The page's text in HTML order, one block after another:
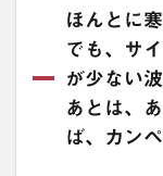
ほんとに
でも、サ
が少ない
あとは、
ば、カン